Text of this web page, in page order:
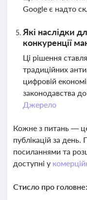
Google є надто
Які наслідки
конкуренції
Ці рішення
традиційних
цифровій
законодавства
Джерело
Кожне з питань —
публікацій за
посиланнями та
доступні у
Стисло про головне: